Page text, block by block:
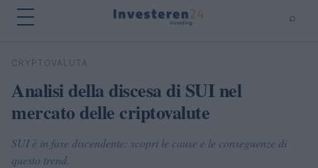
⌕
Zoeken
CRYPTOVALUTA
Analisi della discesa di SUI nel
mercato delle criptovalute
SUI è in fase discendente: scopri le cause e le conseguenze di
questo trend.